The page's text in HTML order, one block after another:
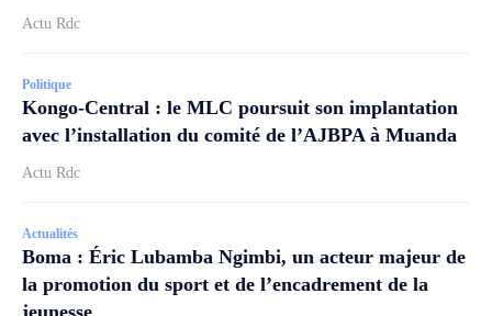
Actu Rdc
Politique
Kongo-Central : le MLC poursuit son implantation
avec l’installation du comité de l’AJBPA à Muanda
Actu Rdc
Actualités
Boma : Éric Lubamba Ngimbi, un acteur majeur de
la promotion du sport et de l’encadrement de la